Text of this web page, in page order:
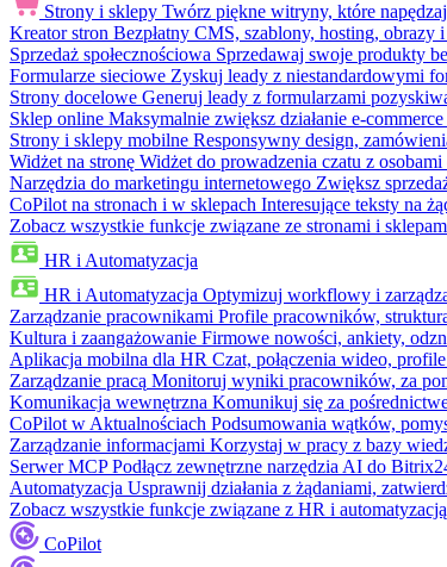
Strony i sklepy Twórz piękne witryny, które
Kreator stron Bezpłatny CMS, szablony, hosting,
Sprzedaż społecznościowa Sprzedawaj swoje produkty
Formularze sieciowe Zyskuj leady z niestandardowymi
Strony docelowe Generuj leady z formularzami
Sklep online Maksymalnie zwiększ działanie e-
Strony i sklepy mobilne Responsywny design,
Widżet na stronę Widżet do prowadzenia czatu z
Narzędzia do marketingu internetowego Zwiększ
CoPilot na stronach i w sklepach Interesujące teksty na
Zobacz wszystkie funkcje związane ze stronami i
HR i Automatyzacja
HR i Automatyzacja Optymizuj workflowy i
Zarządzanie pracownikami Profile pracowników,
Kultura i zaangażowanie Firmowe nowości, ankiety,
Aplikacja mobilna dla HR Czat, połączenia wideo,
Zarządzanie pracą Monitoruj wyniki pracowników, za
Komunikacja wewnętrzna Komunikuj się za
CoPilot w Aktualnościach Podsumowania wątków,
Zarządzanie informacjami Korzystaj w pracy z bazy
Serwer MCP Podłącz zewnętrzne narzędzia AI do
Automatyzacja Usprawnij działania z żądaniami,
Zobacz wszystkie funkcje związane z HR i automatyzacją
CoPilot